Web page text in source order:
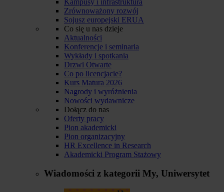
Zrównoważony rozwój
Sojusz europejski ERUA
Co się u nas dzieje
Aktualności
Konferencje i seminaria
Wykłady i spotkania
Drzwi Otwarte
Co po licencjacie?
Kurs Matura 2026
Nagrody i wyróżnienia
Nowości wydawnicze
Dołącz do nas
Oferty pracy
Pion akademicki
Pion organizacyjny
HR Excellence in Research
Akademicki Program Stażowy
Wiadomości z kategorii My, Uniwersytet